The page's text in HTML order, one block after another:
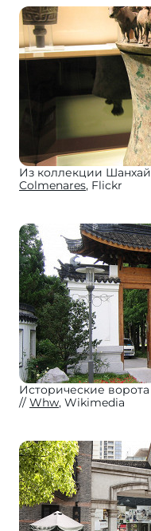
Из коллекции
Colmenares, Flickr
Исторические
Whw, Wikimedia